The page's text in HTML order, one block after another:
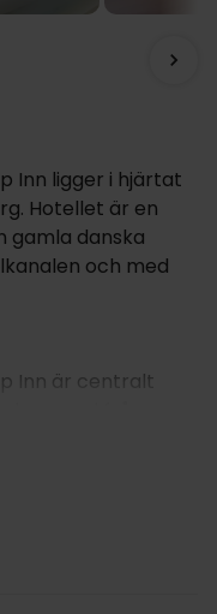
Inn ligger i hjärtat
Hotellet är en
gamla danska
och med
Inn är centralt
80 meter från
parkering